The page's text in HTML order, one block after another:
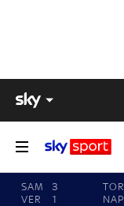
SAM
3
VER
1
TOR
NAP